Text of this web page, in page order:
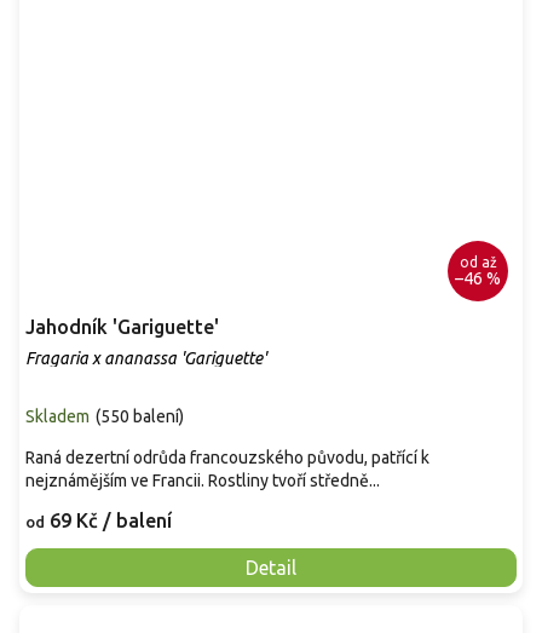
od až
–46 %
Jahodník 'Gariguette'
Fragaria x ananassa 'Gariguette'
Skladem (550 balení)
od 69 Kč / balení
Detail
Raná dezertní odrůda francouzského původu, patřící k
nejznámějším ve Francii. Rostliny tvoří středně...